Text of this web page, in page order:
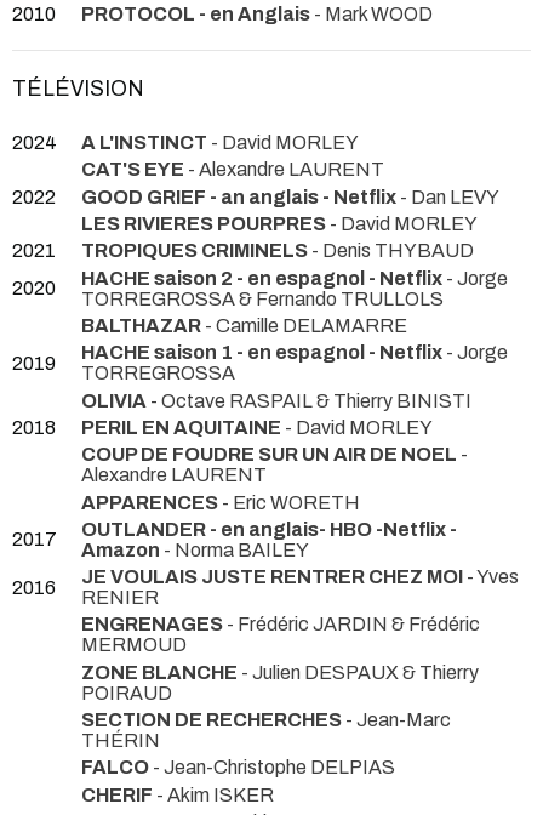
2010 PROTOCOL - en Anglais - Mark WOOD
TÉLÉVISION
2024 A L'INSTINCT - David MORLEY
CAT'S EYE - Alexandre LAURENT
2022
GOOD GRIEF - an anglais - Netflix - Dan LEVY
LES RIVIERES POURPRES - David MORLEY
2021
TROPIQUES CRIMINELS - Denis THYBAUD
2020
HACHE saison 2 - en espagnol - Netflix - Jorge
TORREGROSSA & Fernando TRULLOLS
BALTHAZAR - Camille DELAMARRE
2019
HACHE saison 1 - en espagnol - Netflix - Jorge
TORREGROSSA
OLIVIA - Octave RASPAIL & Thierry BINISTI
2018
PERIL EN AQUITAINE - David MORLEY
COUP DE FOUDRE SUR UN AIR DE NOEL -
Alexandre LAURENT
APPARENCES - Eric WORETH
2017
OUTLANDER - en anglais- HBO -Netflix -
Amazon - Norma BAILEY
2016
JE VOULAIS JUSTE RENTRER CHEZ MOI - Yves
RENIER
ENGRENAGES - Frédéric JARDIN & Frédéric
MERMOUD
ZONE BLANCHE - Julien DESPAUX & Thierry
POIRAUD
SECTION DE RECHERCHES - Jean-Marc
THÉRIN
FALCO - Jean-Christophe DELPIAS
CHERIF - Akim ISKER